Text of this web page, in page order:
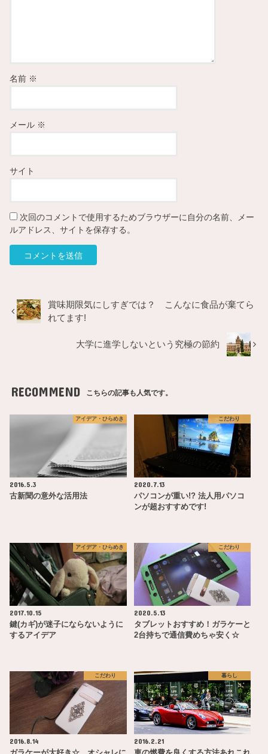
名前 ※
メール ※
サイト
次回のコメントで使用するためブラウザーに自分の名前、メー
ルアドレス、サイトを保存する。
賞味期限気にしすぎでは？ こんなに食品が棄てら
れてます!
大学に進学しないという究極の節約
RECOMMEND こちらの記事も人気です。
アイデア・ひらめき
2016.5.3
古新聞の意外な活用法
こだわり
2020.7.13
パソコンが重い!? 法人用パソコ
ンが超おすすめです!
アイデア・ひらめき
2017.10.15
鍵(カギ)が迷子にならないように
するアイデア
こだわり
2020.5.13
タブレットおすすめ！ガラケーと
2台持ちで通信費めちゃ安く☆
こだわり
2016.8.14
暮らし
2016.2.21